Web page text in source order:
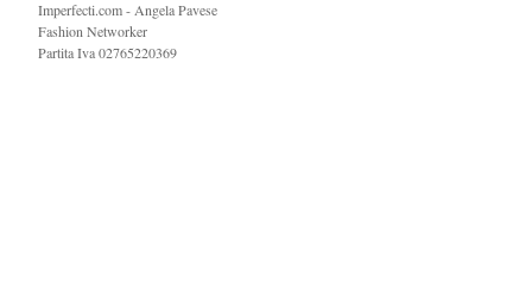
Imperfecti.com - Angela Pavese
Fashion Networker
Partita Iva 02765220369